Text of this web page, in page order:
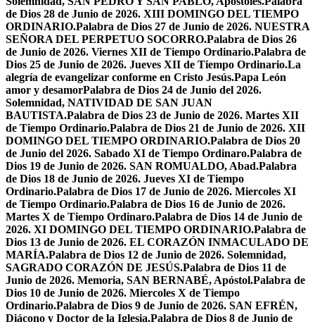
de Dios 28 de Junio de 2026. XIII DOMINGO DEL TIEMPO
ORDINARIO.Palabra de Dios 27 de Junio de 2026. NUESTRA
SEÑORA DEL PERPETUO SOCORRO.Palabra de Dios 26
de Junio de 2026. Viernes XII de Tiempo Ordinario.Palabra de
Dios 25 de Junio de 2026. Jueves XII de Tiempo Ordinario.La
alegría de evangelizar conforme en Cristo Jesús.Papa León
amor y desamorPalabra de Dios 24 de Junio del 2026.
Solemnidad, NATIVIDAD DE SAN JUAN
BAUTISTA.Palabra de Dios 23 de Junio de 2026. Martes XII
de Tiempo Ordinario.Palabra de Dios 21 de Junio de 2026. XII
DOMINGO DEL TIEMPO ORDINARIO.Palabra de Dios 20
de Junio del 2026. Sabado XI de Tiempo Ordinaro.Palabra de
Dios 19 de Junio de 2026. SAN ROMUALDO, Abad.Palabra
de Dios 18 de Junio de 2026. Jueves XI de Tiempo
Ordinario.Palabra de Dios 17 de Junio de 2026. Miercoles XI
de Tiempo Ordinario.Palabra de Dios 16 de Junio de 2026.
Martes X de Tiempo Ordinaro.Palabra de Dios 14 de Junio de
2026. XI DOMINGO DEL TIEMPO ORDINARIO.Palabra de
Dios 13 de Junio de 2026. EL CORAZÓN INMACULADO DE
MARÍA.Palabra de Dios 12 de Junio de 2026. Solemnidad,
SAGRADO CORAZÓN DE JESÚS.Palabra de Dios 11 de
Junio de 2026. Memoria, SAN BERNABÉ, Apóstol.Palabra de
Dios 10 de Junio de 2026. Miercoles X de Tiempo
Ordinario.Palabra de Dios 9 de Junio de 2026. SAN EFRÉN,
Diácono y Doctor de la Iglesia.Palabra de Dios 8 de Junio de